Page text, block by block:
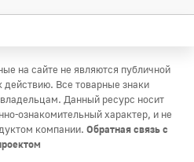
на сайте не являются публичной
Все товарные знаки
Данный ресурс носит
ознакомительный характер, и не
компании. Обратная связь с